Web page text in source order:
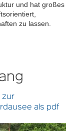
und hat großes
zu lassen.
zur
als pdf